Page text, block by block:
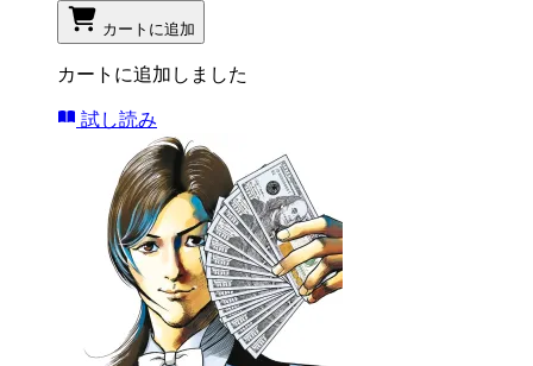
カートに追加
カートに追加しました
試し読み